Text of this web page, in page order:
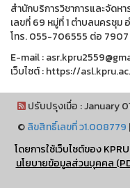
โดยการใช้เว็บไซต์ของ
นโยบายข้อมูลส่วนบุคคล
สำนักบริการวิชาการและจัดห
เลขที่ 69 หมู่ที่ 1 ตำบลนครชุม
โทร. 055-706555 ต่อ
E-mail :
เว็บไซต์ : https://
ปรับปรุงเมื่อ : January
©ลิขสิทธิ์เลขที่ ว1.008779 |
ผู้เข้าชมทั้งหมด 2,101,744